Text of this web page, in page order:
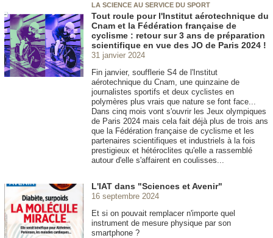
LA SCIENCE AU SERVICE DU SPORT
Tout roule pour l'Institut aérotechnique du
Cnam et la Fédération française de
cyclisme : retour sur 3 ans de préparation
scientifique en vue des JO de Paris 2024 !
31 janvier 2024
Fin janvier, soufflerie S4 de l'Institut
aérotechnique du Cnam, une quinzaine de
journalistes sportifs et deux cyclistes en
polymères plus vrais que nature se font face...
Dans cinq mois vont s'ouvrir les Jeux olympiques
de Paris 2024 mais cela fait déjà plus de trois ans
que la Fédération française de cyclisme et les
partenaires scientifiques et industriels à la fois
prestigieux et hétéroclites qu'elle a rassemblé
autour d'elle s'affairent en coulisses...
L'IAT dans "Sciences et Avenir"
16 septembre 2024
Et si on pouvait remplacer n'importe quel
instrument de mesure physique par son
smartphone ?